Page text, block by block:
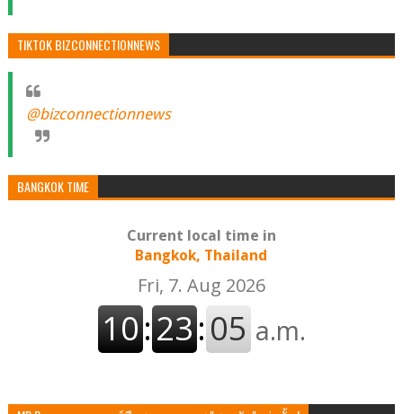
TIKTOK BIZCONNECTIONNEWS
@bizconnectionnews
BANGKOK TIME
Current local time in
Bangkok, Thailand